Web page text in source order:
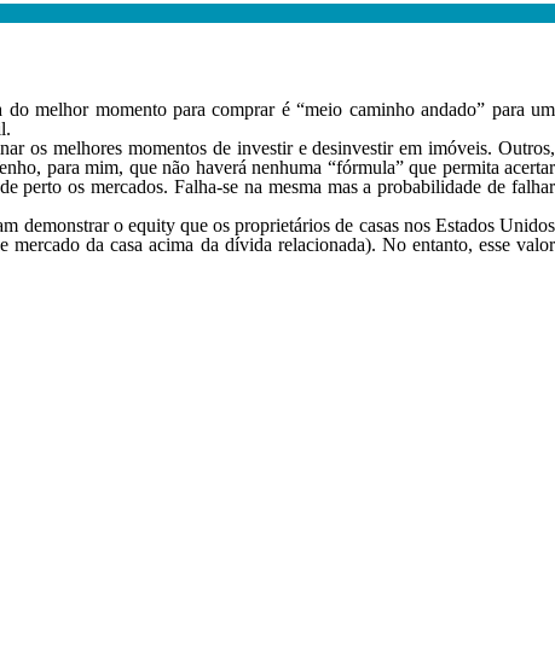
melhor momento para comprar é “meio caminho andado” para um
os melhores momentos de investir e desinvestir em imóveis. Outros,
para mim, que não haverá nenhuma “fórmula” que permita acertar
perto os mercados. Falha-se na mesma mas a probabilidade de falhar
demonstrar o equity que os proprietários de casas nos Estados Unidos
da casa acima da dívida relacionada). No entanto, esse valor